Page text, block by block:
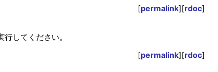
[permalink][rdoc]
してください。
[permalink][rdoc]